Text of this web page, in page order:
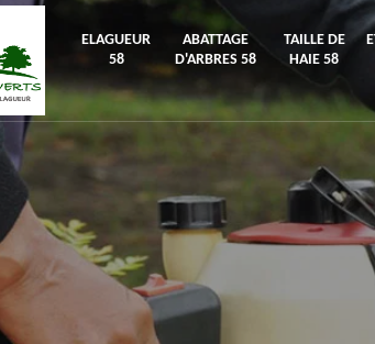
ELAGUEUR
58
ABATTAGE
D'ARBRES 58
TAILLE DE
HAIE 58